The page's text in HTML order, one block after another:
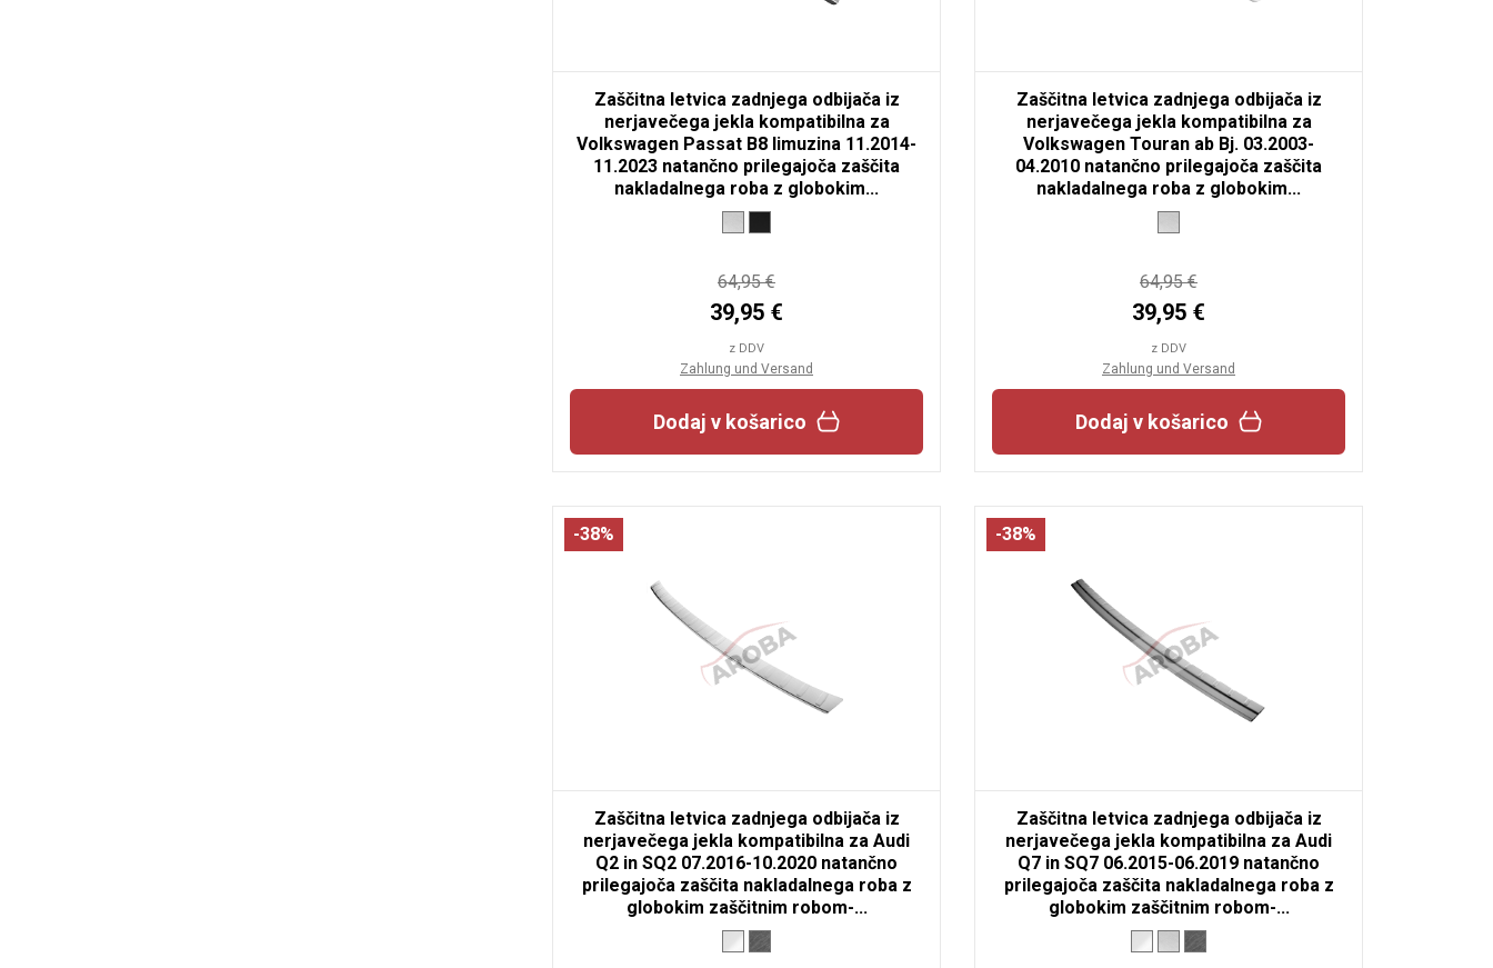
Zaščitna letvica zadnjega odbijača iz
nerjavečega jekla kompatibilna za
Volkswagen Passat B8 limuzina 11.2014-
11.2023 natančno prilegajoča zaščita
nakladalnega roba z globokim...
64,95 €
39,95 €
z DDV
Zahlung und Versand
Dodaj v košarico
Zaščitna letvica zadnjega odbijača iz
nerjavečega jekla kompatibilna za
Volkswagen Touran ab Bj. 03.2003-
04.2010 natančno prilegajoča zaščita
nakladalnega roba z globokim...
64,95 €
39,95 €
z DDV
Zahlung und Versand
Dodaj v košarico
-38%
Zaščitna letvica zadnjega odbijača iz
nerjavečega jekla kompatibilna za Audi
Q2 in SQ2 07.2016-10.2020 natančno
prilegajoča zaščita nakladalnega roba z
globokim zaščitnim robom-...
-38%
Zaščitna letvica zadnjega odbijača iz
nerjavečega jekla kompatibilna za Audi
Q7 in SQ7 06.2015-06.2019 natančno
prilegajoča zaščita nakladalnega roba z
globokim zaščitnim robom-...